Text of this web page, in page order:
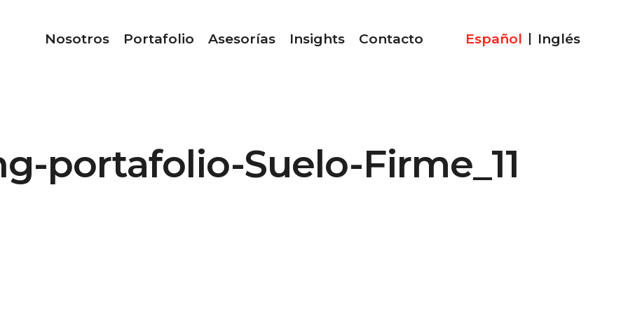
Nosotros Portafolio Asesorías Insights Contacto Español Inglés
portafolio-Suelo-Firme_11